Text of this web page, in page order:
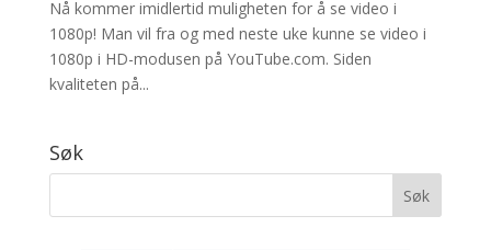
Nå kommer imidlertid muligheten for å se video i
1080p! Man vil fra og med neste uke kunne se video i
1080p i HD-modusen på YouTube.com. Siden
kvaliteten på...
Søk